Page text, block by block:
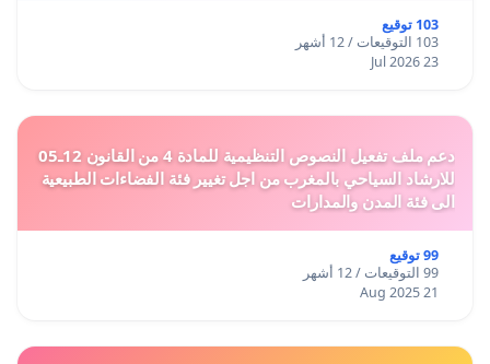
103 توقيع
103 التوقيعات / 12 أشهر
23 Jul 2026
دعم ملف تفعيل النصوص التنظيمية للمادة 4 من القانون 12ـ05
للارشاد السياحي بالمغرب من اجل تغيير فئة الفضاءات الطبيعية
الى فئة المدن والمدارات
99 توقيع
99 التوقيعات / 12 أشهر
21 Aug 2025